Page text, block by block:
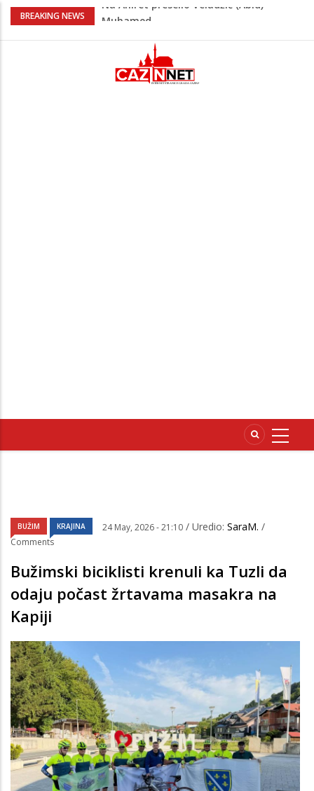
BREAKING NEWS
U Americi na Ahiret preselila Dervišević
Milionske odluke na sjednici Vlade USK:
Evo kome je dodijeljen novac
Američki kongresmeni traže od Trumpa:
BUŽIM KRAJINA 24 May, 2026 - 21:10 / Uredio: SaraM. /
Comments
Bužimski biciklisti krenuli ka Tuzli da
odaju počast žrtavama masakra na
Kapiji